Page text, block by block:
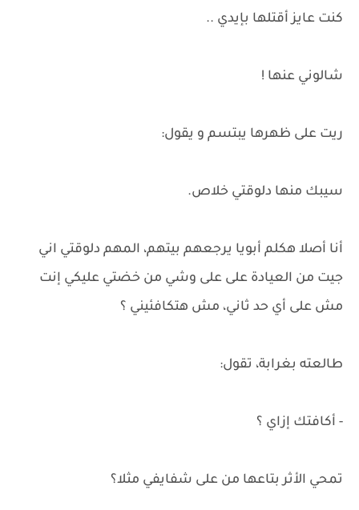
كنت عايز أقتلها بإيدي ..
شالوني عنها !
ريت على ظهرها يبتسم و يقول:
سيبك منها دلوقتي خلاص.
أنا أصلا هكلم أبويا يرجعهم بيتهم، المهم دلوقتي اني
جيت من العيادة على على وشي من خضتي عليكي إنت
مش على أي حد ثاني، مش هتكافئيني ؟
طالعته بغرابة، تقول:
- أكافتك إزاي ؟
تمحي الأثر بتاعها من على شفايفي مثلا؟